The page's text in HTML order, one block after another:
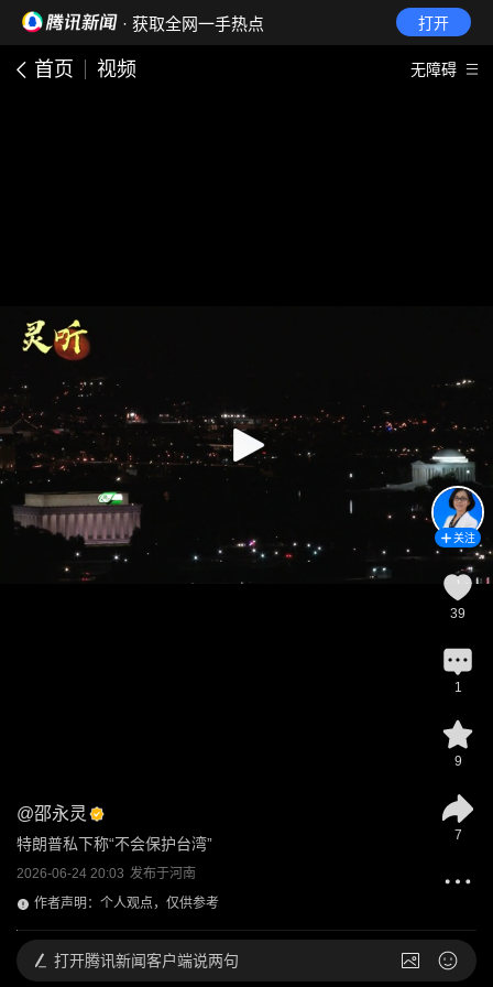
· 获取全网一手热点 打开
首页 视频 无障碍
@邵永灵
特朗普私下称“不会保护台湾”
2026-06-24 20:03 发布于河南
作者声明：个人观点，仅供参考
关注
39
1
9
7
打开腾讯新闻客户端说两句